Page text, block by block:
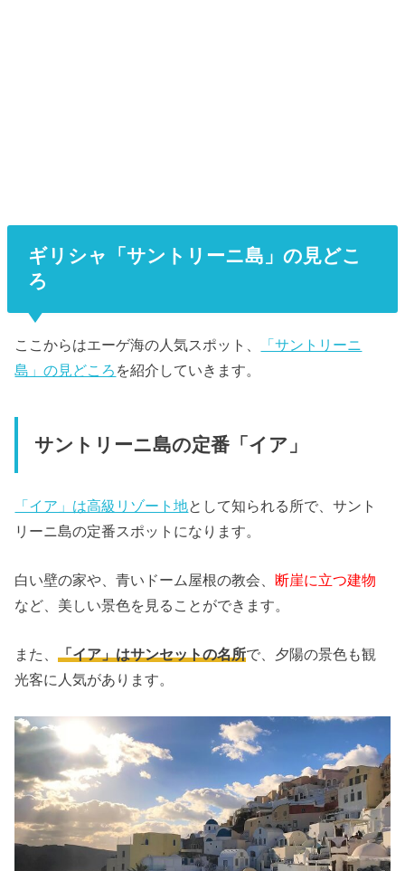
ギリシャ「サントリーニ島」の見どこ
ろ
ここからはエーゲ海の人気スポット、
「サントリーニ
島」の見どころ を紹介していきます。
サントリーニ島の定番「イア」
「イア」は高級リゾート地として知られる所で、サント
リーニ島の定番スポットになります。
白い壁の家や、青いドーム屋根の教会、断崖に立つ建物
など、美しい景色を見ることができます。
また、「イア」はサンセットの名所で、夕陽の景色も観
光客に人気があります。